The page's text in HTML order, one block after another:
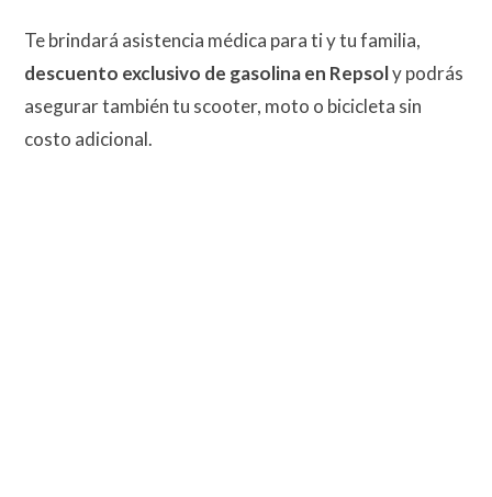
Te brindará asistencia médica para ti y tu familia,
descuento exclusivo de gasolina en Repsoly podrás
asegurar también tu scooter, moto o bicicleta sin
costo adicional.